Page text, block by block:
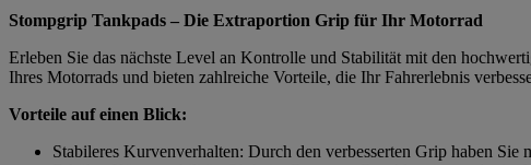
Stompgrip Tankpads – Die Extraportion Grip für Ihr Motorrad
Erleben Sie das nächste Level an Kontrolle und Stabilität mit den
Ihres Motorrads und bieten zahlreiche Vorteile, die Ihr Fahrerlebnis
Vorteile auf einen Blick:
Stabileres Kurvenverhalten: Durch den verbesserten Grip haben